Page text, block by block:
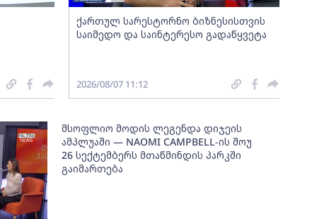
ქართულ სარესტორნო ბიზნესისთვის
საიმედო და საინტერესო გადაწყვეტა
2026/08/07 11:12
მსოფლიო მოდის ლეგენდა დიჯეის
ამპლუაში — NAOMI CAMPBELL-ის შოუ
26 სექტემბერს მთაწმინდის პარკში
გაიმართება